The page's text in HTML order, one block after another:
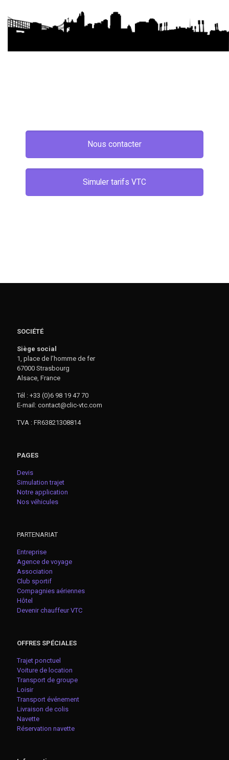
Nous contacter
Simuler tarifs VTC
SOCIÉTÉ
Siège social
1, place de l’homme de fer
67000 Strasbourg
Alsace, France
Tél : +33 (0)6 98 19 47 70
E-mail: contact@clic-vtc.com
TVA : FR63821308814
PAGES
Devis
Simulation trajet
Notre application
Nos véhicules
PARTENARIAT
Entreprise
Agence de voyage
Association
Club sportif
Compagnies aériennes
Hôtel
Devenir chauffeur VTC
OFFRES SPÉCIALES
Trajet ponctuel
Voiture de location
Transport de groupe
Loisir
Transport événement
Livraison de colis
Navette
Réservation navette